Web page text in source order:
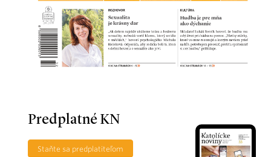
Predplatné KN
Staňte sa predplatiteľom